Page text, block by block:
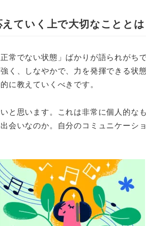
ていく上で大切なこととは
常でない状態」ばかりが語られが
く、しなやかで、力を発揮できる
に教えていくべきです。
と思います。これは非常に個人的
いなのか。自分のコミュニケーシ